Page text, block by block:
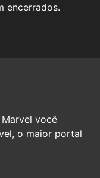
encerrados.
você
o maior portal